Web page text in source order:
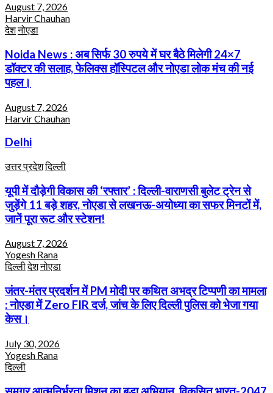
August 7, 2026
Harvir Chauhan
देशनोएडा
Noida News : अब सिर्फ 30 रुपये में घर बैठे मिलेगी 24×7
डॉक्टर की सलाह, फेलिक्स हॉस्पिटल और नोएडा लोक मंच की नई
पहल।
August 7, 2026
Harvir Chauhan
Delhi
उत्तर प्रदेशदिल्ली
यूपी में दौड़ेगी विकास की ‘रफ्तार’ : दिल्ली-वाराणसी बुलेट ट्रेन से
जुड़ेंगे 11 बड़े शहर, नोएडा से लखनऊ-अयोध्या का सफर मिनटों में,
जानें पूरा रूट और स्टेशन!
August 7, 2026
Yogesh Rana
दिल्लीदेशनोएडा
जंतर-मंतर प्रदर्शन में PM मोदी पर कथित अभद्र टिप्पणी का मामला
: नोएडा में Zero FIR दर्ज, जांच के लिए दिल्ली पुलिस को भेजा गया
केस।
July 30, 2026
Yogesh Rana
दिल्ली